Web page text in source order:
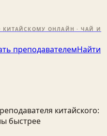
КИТАЙСКОМУ ОНЛАЙН · ЧАЙ И
преподавателемНайти
китайского:
быстрее